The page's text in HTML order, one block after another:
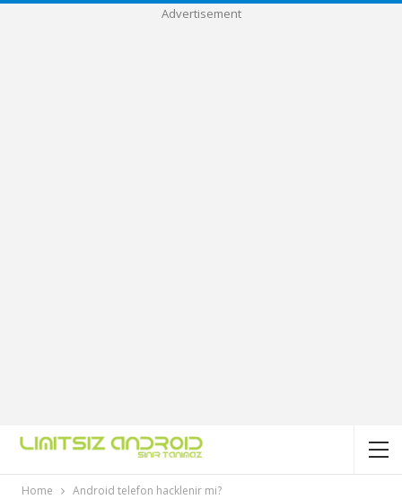
Advertisement
Home Android telefon hacklenir mi?